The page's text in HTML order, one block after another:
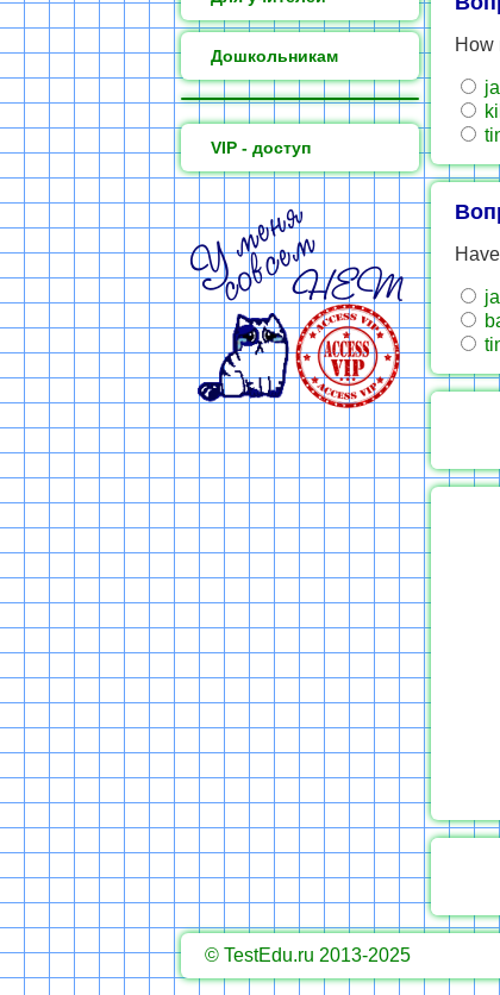
Дошкольникам
VIP - доступ
How
© TestEdu.ru 2013-2025